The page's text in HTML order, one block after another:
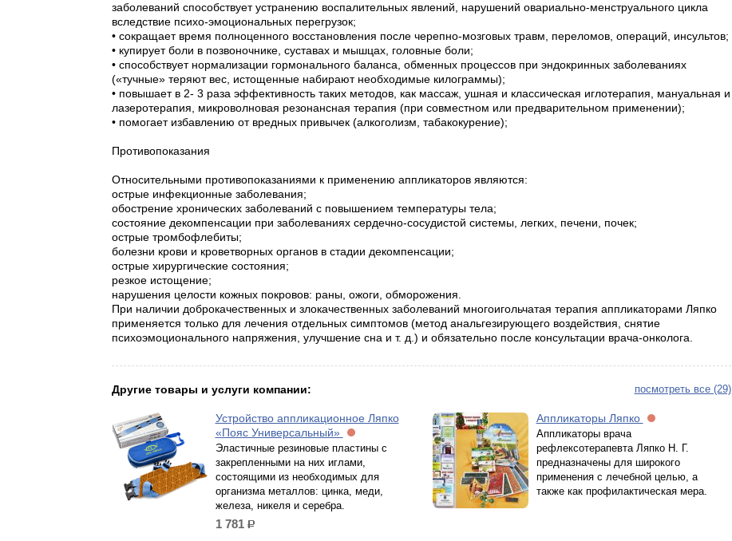
заболеваний способствует устранению воспалительных явлений, нарушений овариально-менструального цикла
вследствие психо-эмоциональных перегрузок;
• сокращает время полноценного восстановления после черепно-мозговых травм, переломов, операций, инсультов;
• купирует боли в позвоночнике, суставах и мышцах, головные боли;
• способствует нормализации гормонального баланса, обменных процессов при эндокринных заболеваниях
(«тучные» теряют вес, истощенные набирают необходимые килограммы);
• повышает в 2- 3 раза эффективность таких методов, как массаж, ушная и классическая иглотерапия, мануальная и
лазеротерапия, микроволновая резонансная терапия (при совместном или предварительном применении);
• помогает избавлению от вредных привычек (алкоголизм, табакокурение);
Противопоказания
Относительными противопоказаниями к применению аппликаторов являются:
острые инфекционные заболевания;
обострение хронических заболеваний с повышением температуры тела;
состояние декомпенсации при заболеваниях сердечно-сосудистой системы, легких, печени, почек;
острые тромбофлебиты;
болезни крови и кроветворных органов в стадии декомпенсации;
острые хирургические состояния;
резкое истощение;
нарушения целости кожных покровов: раны, ожоги, обморожения.
При наличии доброкачественных и злокачественных заболеваний многоигольчатая терапия аппликаторами Ляпко
применяется только для лечения отдельных симптомов (метод анальгезирующего воздействия, снятие
психоэмоционального напряжения, улучшение сна и т. д.) и обязательно после консультации врача-онколога.
посмотреть все (29)
Другие товары и услуги компании:
Устройство аппликационное Ляпко
«Пояс Универсальный»
Эластичные резиновые пластины с
закрепленными на них иглами,
состоящими из необходимых для
организма металлов: цинка, меди,
железа, никеля и серебра.
1 781 р.
Аппликаторы Ляпко
Аппликаторы врача
рефлексотерапевта Ляпко Н. Г.
предназначены для широкого
применения с лечебной целью, а
также как профилактическая мера.